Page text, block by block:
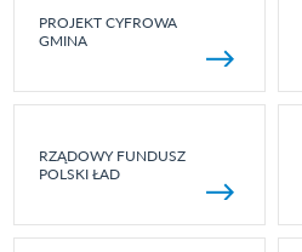
PROJEKT CYFROWA
GMINA
RZĄDOWY FUNDUSZ
POLSKI ŁAD